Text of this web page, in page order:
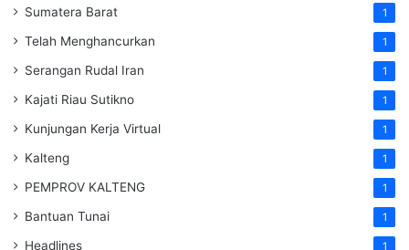
Sumatera Barat 1
Telah Menghancurkan 1
Serangan Rudal Iran 1
Kajati Riau Sutikno 1
Kunjungan Kerja Virtual 1
Kalteng 1
PEMPROV KALTENG 1
Bantuan Tunai 1
Headlines 1